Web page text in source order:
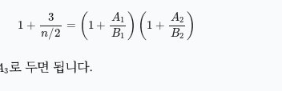
3n 1+ B1 )( +A 2)
로 두면 됩니다.